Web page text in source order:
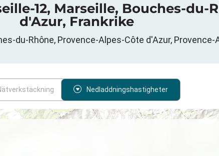
12, Marseille, Bouches-du-
d'Azur, Frankrike
du-Rhône, Provence-Alpes-Côte d'Azur, Provence-
Nedladdningshastigheter